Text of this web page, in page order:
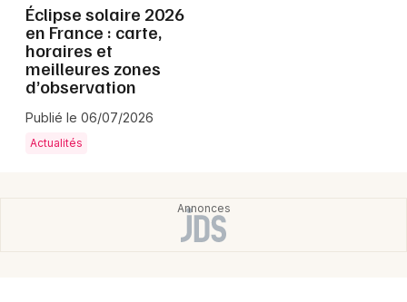
Sorties famille
Expos
Sorties & loisirs
Bourgogne-Franche-Comté
Toulouse
Toutes les villes
Éclipse solaire 2026
en France : carte,
horaires et
meilleures zones
d’observation
Publié le 06/07/2026
Actualités